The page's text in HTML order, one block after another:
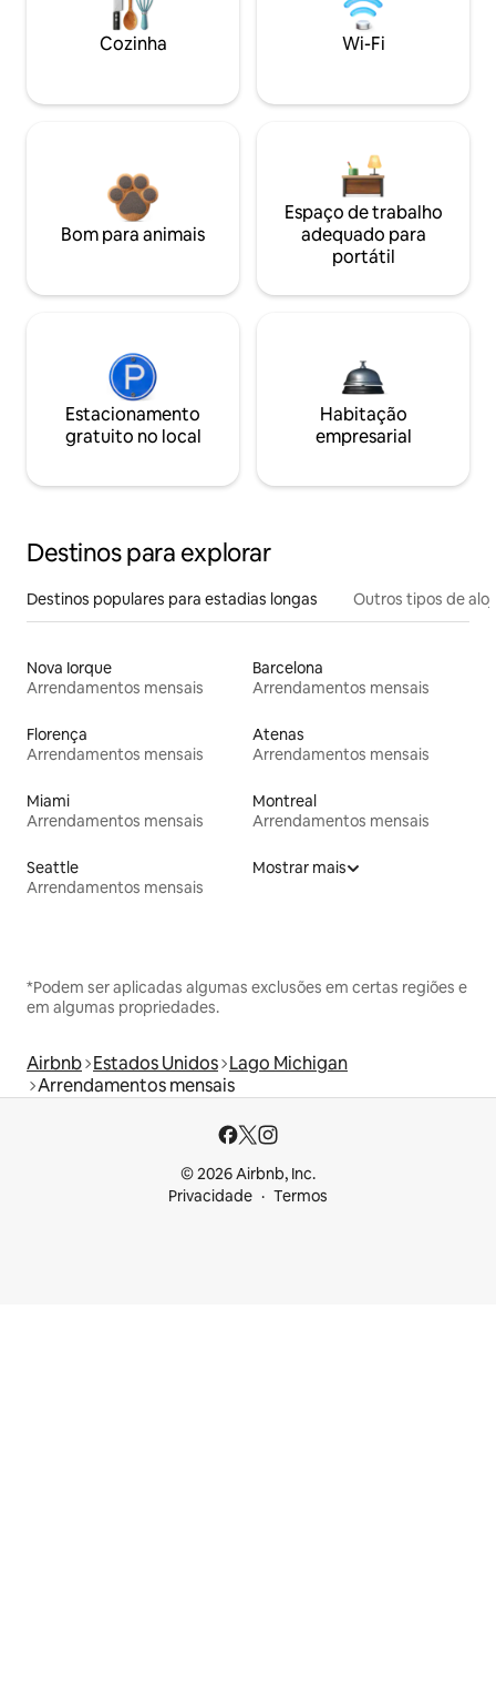
Cozinha Wi-Fi
Bom para animais
Espaço de trabalho
adequado para
portátil
Estacionamento
gratuito no local
Habitação
empresarial
Destinos para explorar
Destinos populares para estadias longas Outros tipos de
Nova Iorque
Arrendamentos mensais
Barcelona
Arrendamentos mensais
Florença
Arrendamentos mensais
Atenas
Arrendamentos mensais
Miami
Arrendamentos mensais
Montreal
Arrendamentos mensais
Seattle
Arrendamentos mensais
Mostrar mais
*Podem ser aplicadas algumas exclusões em certas regiões e
em algumas propriedades.
Airbnb Estados Unidos Lago Michigan
Arrendamentos mensais
© 2026 Airbnb, Inc.
Privacidade
Termos